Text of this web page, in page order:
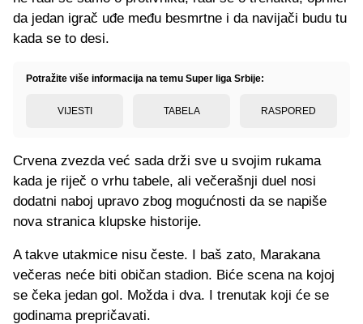
da jedan igrač uđe među besmrtne i da navijači budu tu
kada se to desi.
Potražite više informacija na temu Super liga Srbije:
VIJESTI TABELA RASPORED
Crvena zvezda već sada drži sve u svojim rukama
kada je riječ o vrhu tabele, ali večerašnji duel nosi
dodatni naboj upravo zbog mogućnosti da se napiše
nova stranica klupske historije.
A takve utakmice nisu česte. I baš zato, Marakana
večeras neće biti običan stadion. Biće scena na kojoj
se čeka jedan gol. Možda i dva. I trenutak koji će se
godinama prepričavati.